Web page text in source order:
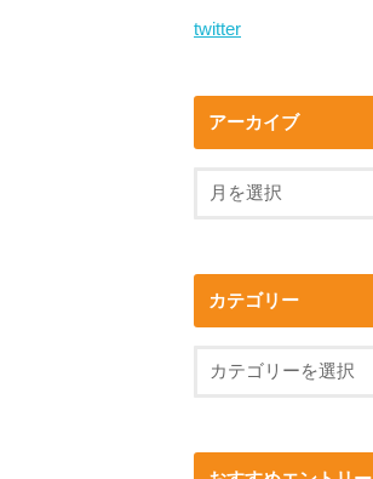
twitter
アーカイブ
カテゴリー